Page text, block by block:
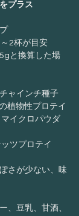
プラス
2杯が目安
と換算した場
ャインチ種子
植物性プロテイ
イクロパウダ
ツプロテイ
さが少ない、味
、豆乳、甘酒、